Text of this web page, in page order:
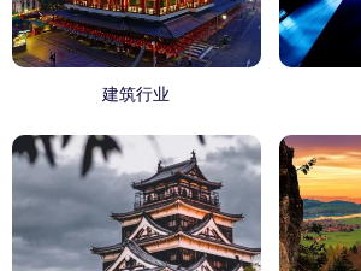
建筑行业